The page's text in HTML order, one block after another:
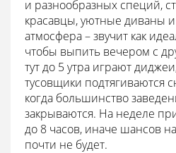
и разнообразных специй,
красавцы, уютные диваны
атмосфера – звучит как
чтобы выпить вечером с
тут до 5 утра играют
тусовщики подтягиваются
когда большинство
закрываются. На неделе
до 8 часов, иначе шансов
почти не будет.